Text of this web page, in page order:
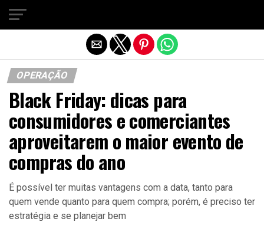
OPERAÇÃO
Black Friday: dicas para
consumidores e comerciantes
aproveitarem o maior evento de
compras do ano
É possível ter muitas vantagens com a data, tanto para
quem vende quanto para quem compra; porém, é preciso ter
estratégia e se planejar bem